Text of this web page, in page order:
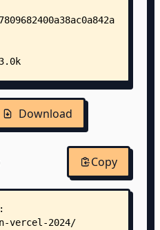
Download
Copy
vercel-2024/